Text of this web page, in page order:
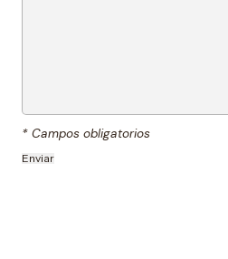
* Campos obligatorios